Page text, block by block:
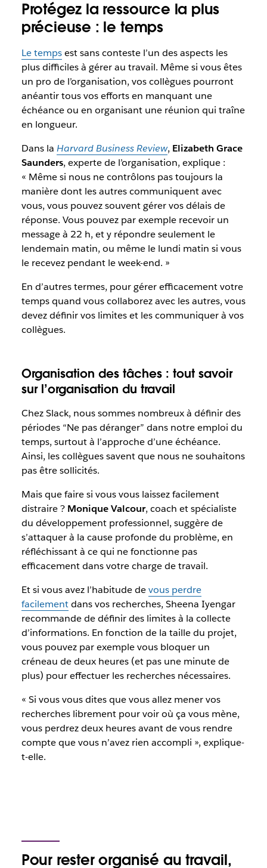
Protégez la ressource la plus
précieuse : le temps
Le tempsest sans conteste l’un des aspects les
plus difficiles à gérer au travail. Même si vous êtes
un pro de l’organisation, vos collègues pourront
anéantir tous vos efforts en manquant une
échéance ou en organisant une réunion qui traîne
en longueur.
Dans la Harvard Business Review, Elizabeth Grace
Saunders, experte de l’organisation, explique :
« Même si nous ne contrôlons pas toujours la
manière dont les autres communiquent avec
vous, vous pouvez souvent gérer vos délais de
réponse. Vous pouvez par exemple recevoir un
message à 22 h, et y répondre seulement le
lendemain matin, ou même le lundi matin si vous
le recevez pendant le week-end. »
En d’autres termes, pour gérer efficacement votre
temps quand vous collaborez avec les autres, vous
devez définir vos limites et les communiquer à vos
collègues.
Organisation des tâches : tout savoir
sur l’organisation du travail
Chez Slack, nous sommes nombreux à définir des
périodes “Ne pas déranger” dans notre emploi du
temps, surtout à l’approche d’une échéance.
Ainsi, les collègues savent que nous ne souhaitons
pas être sollicités.
Mais que faire si vous vous laissez facilement
distraire ? Monique Valcour, coach et spécialiste
du développement professionnel, suggère de
s’attaquer à la cause profonde du problème, en
réfléchissant à ce qui ne fonctionne pas
efficacement dans votre charge de travail.
Et si vous avez l’habitude devous perdre
facilementdans vos recherches, Sheena Iyengar
recommande de définir des limites à la collecte
d’informations. En fonction de la taille du projet,
vous pouvez par exemple vous bloquer un
créneau de deux heures (et pas une minute de
plus) pour effectuer les recherches nécessaires.
« Si vous vous dites que vous allez mener vos
recherches librement pour voir où ça vous mène,
vous perdrez deux heures avant de vous rendre
compte que vous n’avez rien accompli », explique-
t-elle.
Pour rester organisé au travail,